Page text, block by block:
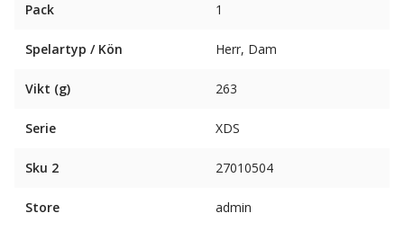
Pack 1
Spelartyp / Kön Herr, Dam
Vikt (g) 263
Serie XDS
Sku 2 27010504
Store admin